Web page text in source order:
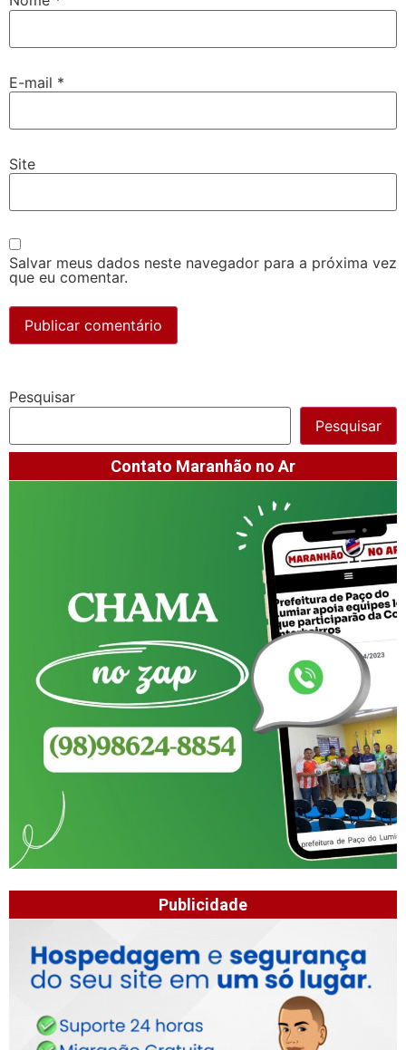
E-mail *
Site
Salvar meus dados neste navegador para a próxima vez
que eu comentar.
Pesquisar
Pesquisar
Contato Maranhão no Ar
Publicidade